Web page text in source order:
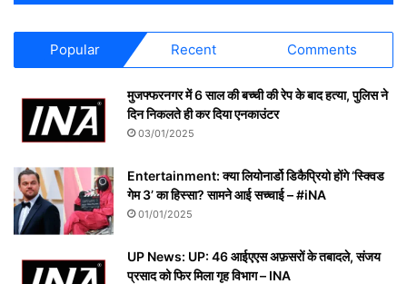
Popular Recent Comments
मुजफ्फरनगर में 6 साल की बच्ची की रेप के बाद हत्या, पुलिस ने
दिन निकलते ही कर दिया एनकाउंटर
03/01/2025
Entertainment: क्या लियोनार्डो डिकैप्रियो होंगे ‘स्क्विड
गेम 3’ का हिस्सा? सामने आई सच्चाई – #iNA
01/01/2025
UP News: UP: 46 आईएएस अफ़सरों के तबादले, संजय
प्रसाद को फिर मिला गृह विभाग – INA